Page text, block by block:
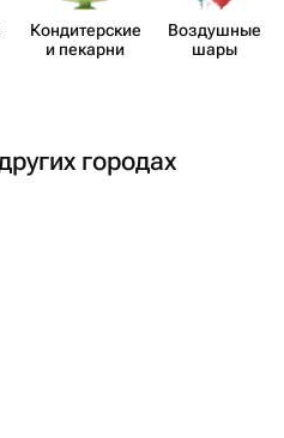
Кондит​ерские
и пекарни
Воздушные
шары
городах